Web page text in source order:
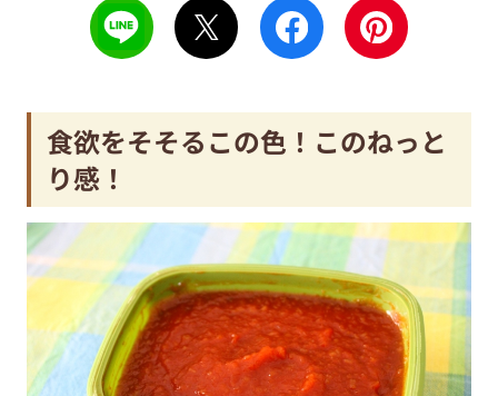
食欲をそそるこの色！このねっと
り感！